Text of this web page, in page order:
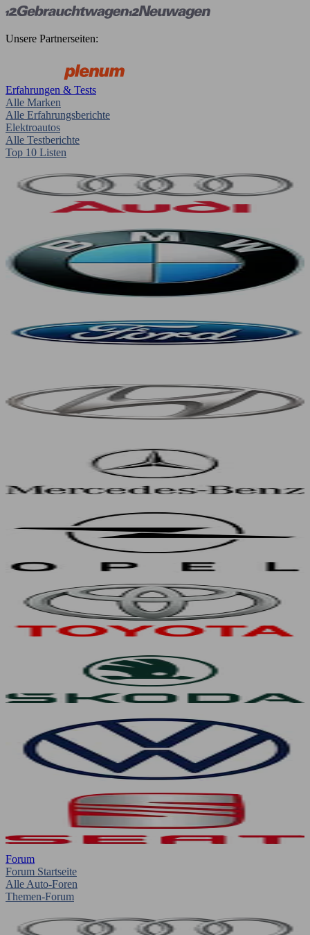
Unsere Partnerseiten:
Erfahrungen & Tests
Alle Marken
Alle Erfahrungsberichte
Elektroautos
Alle Testberichte
Top 10 Listen
Forum
Forum Startseite
Alle Auto-Foren
Themen-Forum